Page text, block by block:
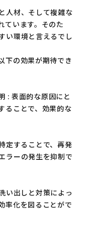
人材、そして複雑な
ています。そのた
い環境と言えるでし
下の効果が期待でき
: 表面的な原因にと
ることで、効果的な
定することで、再発
ラーの発生を抑制で
い出しと対策によっ
率化を図ることがで